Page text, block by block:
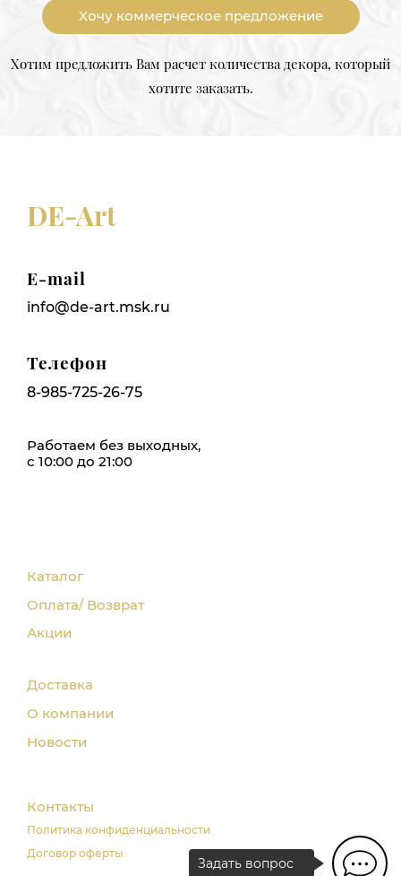
Задать вопрос
Хочу коммерческое предложение
Хотим предложить Вам расчет количества декора, который
хотите заказать.
DE-Art
E-mail
info@de-art.msk.ru
Телефон
8-985-725-26-75
Работаем без выходных,
с 10:00 до 21:00
Каталог
Оплата/ Возврат
Акции
Доставка
О компании
Новости
Контакты
Политика конфиденциальности
Договор оферты